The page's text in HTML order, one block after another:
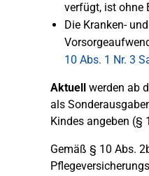
verfügt, ist ohne
Die Kranken-
10 Abs. 1 Nr. 3
Aktuell werden ab
als
Kindes angeben (§
Gemäß § 10 Abs.